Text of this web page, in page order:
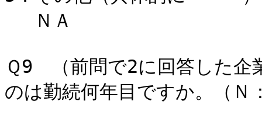
ＮＡ
Ｑ9 （前問で2に回答した企
のは勤続何年目ですか。（Ｎ